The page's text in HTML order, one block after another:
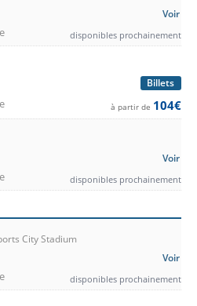
Voir
disponibles prochainement
Billets
à partir de 104€
Voir
disponibles prochainement
City Stadium
Voir
disponibles prochainement